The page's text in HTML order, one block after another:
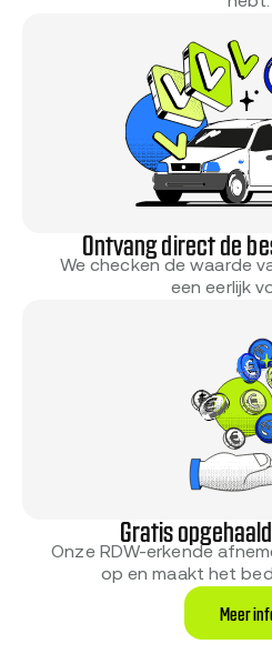
Ontvang direct de
We checken de waarde
een eerlijk
Gratis
Onze RDW-erkende
op en maakt het
Meer